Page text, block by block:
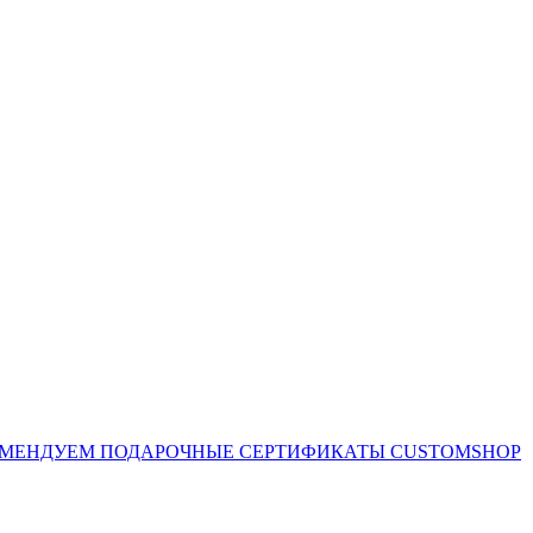
ПОДАРОЧНЫЕ СЕРТИФИКАТЫ CUSTOMSHOP